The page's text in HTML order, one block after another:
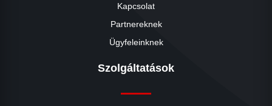
Kapcsolat
Partnereknek
Ügyfeleinknek
Szolgáltatások